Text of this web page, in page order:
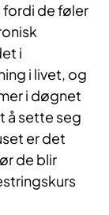
fordi de føler
i
i livet, og
i døgnet
å sette seg
er det
de blir